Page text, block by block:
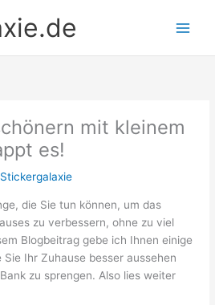
mit kleinem
es!
Stickergalaxie
die Sie tun können, um das
zu verbessern, ohne zu viel
Blogbeitrag gebe ich Ihnen einige
Ihr Zuhause besser aussehen
zu sprengen. Also lies weiter